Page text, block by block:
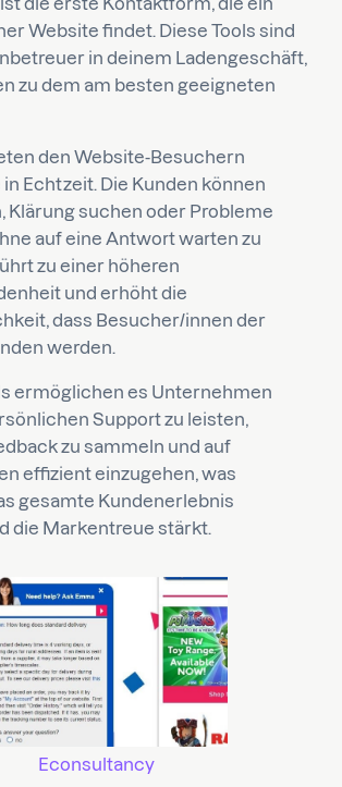
Website findet. Diese Tools sind
in deinem Ladengeschäft,
zu dem am besten geeigneten
den Website-Besuchern
Echtzeit. Die Kunden können
Klärung suchen oder Probleme
auf eine Antwort warten zu
zu einer höheren
und erhöht die
dass Besucher/innen der
werden.
ermöglichen es Unternehmen
Support zu leisten,
zu sammeln und auf
effizient einzugehen, was
gesamte Kundenerlebnis
die Markentreue stärkt.
Econsultancy